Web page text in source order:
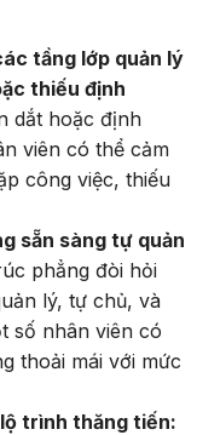
tầng lớp quản lý
thiếu định
dắt hoặc định
viên có thể cảm
công việc, thiếu
sẵn sàng tự quản
phẳng đòi hỏi
lý, tự chủ, và
số nhân viên có
thoải mái với mức
trình thăng tiến: